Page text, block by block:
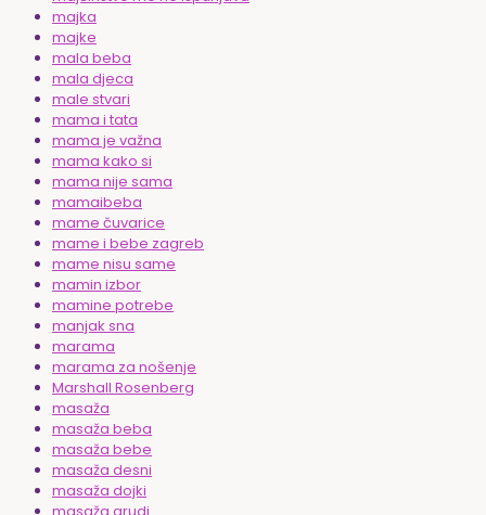
majka
majke
mala beba
mala djeca
male stvari
mama i tata
mama je važna
mama kako si
mama nije sama
mamaibeba
mame čuvarice
mame i bebe zagreb
mame nisu same
mamin izbor
mamine potrebe
manjak sna
marama
marama za nošenje
Marshall Rosenberg
masaža
masaža beba
masaža bebe
masaža desni
masaža dojki